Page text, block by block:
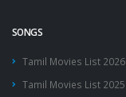
SONGS
Tamil Movies List 2026
Tamil Movies List 2025